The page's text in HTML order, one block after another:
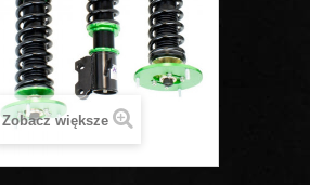
Zobacz większe